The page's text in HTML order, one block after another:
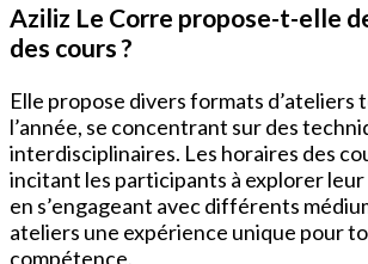
Aziliz Le Corre propose-t-elle
des cours ?
Elle propose divers formats d’ateliers
l’année, se concentrant sur des
interdisciplinaires. Les horaires des
incitant les participants à explorer
en s’engageant avec différents
ateliers une expérience unique pour
compétence.